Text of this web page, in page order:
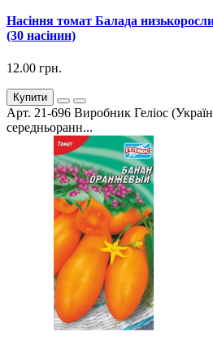
Насіння томат Балада
(30 насінин)
12.00 грн.
Купити
Арт. 21-696 Виробник Геліос
середньоранн...